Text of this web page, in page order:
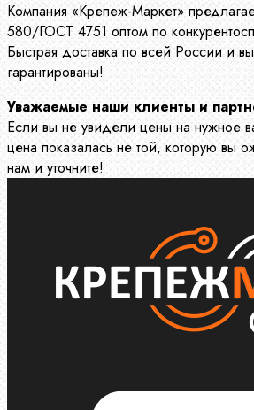
Компания «Крепеж-Маркет»
580/ГОСТ 4751 оптом по
Быстрая доставка по всей России и
гарантированы!
Уважаемые наши клиенты и
Если вы не увидели цены на нужное
цена показалась не той, которую вы
нам и уточните!